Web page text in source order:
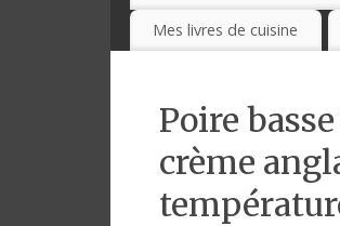
Mes livres de cuisine
Poire
crème